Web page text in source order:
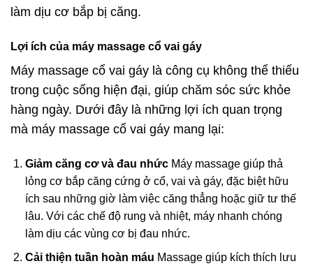
làm dịu cơ bắp bị căng.
Lợi ích của máy massage cổ vai gáy
Máy massage cổ vai gáy là công cụ không thể thiếu
trong cuộc sống hiện đại, giúp chăm sóc sức khỏe
hàng ngày. Dưới đây là những lợi ích quan trọng
mà máy massage cổ vai gáy mang lại:
Giảm căng cơ và đau nhứcMáy massage giúp thả
lỏng cơ bắp căng cứng ở cổ, vai và gáy, đặc biệt hữu
ích sau những giờ làm việc căng thẳng hoặc giữ tư thế
lâu. Với các chế độ rung và nhiệt, máy nhanh chóng
làm dịu các vùng cơ bị đau nhức.
Cải thiện tuần hoàn máu Massage giúp kích thích lưu